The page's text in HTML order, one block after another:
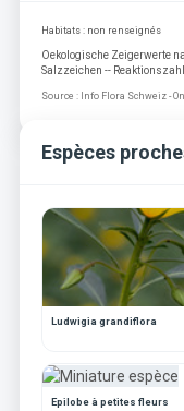
Habitats : non renseignés
Oekologische Zeigerwerte
Salzzeichen --
Source : Info Flora Schweiz -
Espèces
Ludwigia grandiflora
Epilobe à petites fleurs